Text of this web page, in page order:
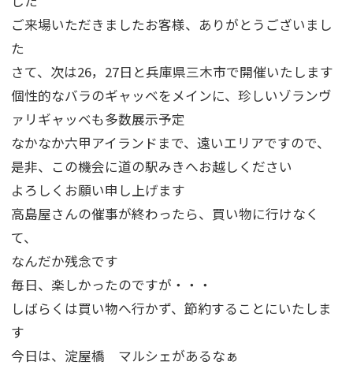
ご来場いただきましたお客様、ありがとうございまし
た
さて、次は26，27日と兵庫県三木市で開催いたします
個性的なバラのギャッベをメインに、珍しいゾランヴ
ァリギャッベも多数展示予定
なかなか六甲アイランドまで、遠いエリアですので、
是非、この機会に道の駅みきへお越しください
よろしくお願い申し上げます
高島屋さんの催事が終わったら、買い物に行けなく
て、
なんだか残念です
毎日、楽しかったのですが・・・
しばらくは買い物へ行かず、節約することにいたしま
す
今日は、淀屋橋 マルシェがあるなぁ